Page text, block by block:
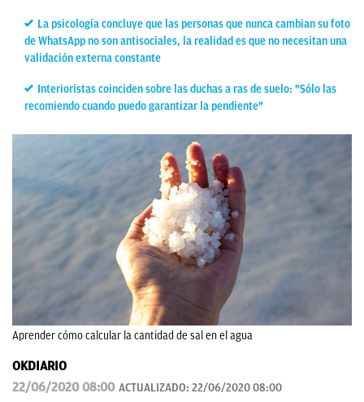
La psicología concluye que las personas que nunca cambian su foto
de WhatsApp no son antisociales, la realidad es que no necesitan una
validación externa constante
Interioristas coinciden sobre las duchas a ras de suelo: "Sólo las
recomiendo cuando puedo garantizar la pendiente"
Aprender cómo calcular la cantidad de sal en el agua
OKDIARIO
22/06/2020 08:00 ACTUALIZADO: 22/06/2020 08:00